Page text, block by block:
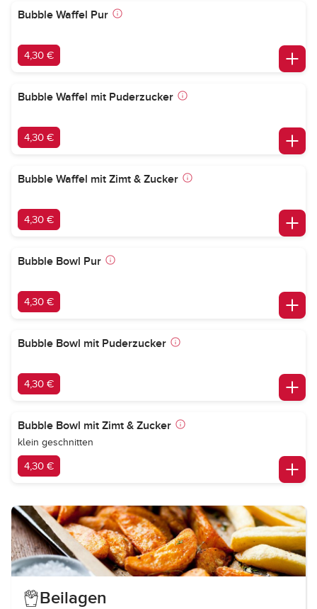
Bubble Waffel Pur
4,30 €
Bubble Waffel mit Puderzucker
4,30 €
Bubble Waffel mit Zimt & Zucker
4,30 €
Bubble Bowl Pur
4,30 €
Bubble Bowl mit Puderzucker
4,30 €
Bubble Bowl mit Zimt & Zucker
klein geschnitten
4,30 €
Beilagen